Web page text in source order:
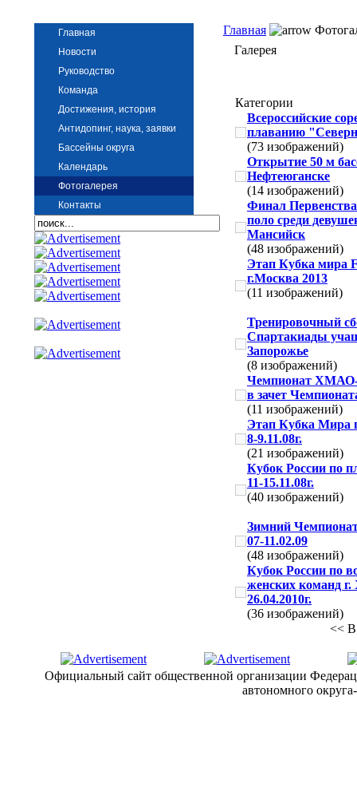
Главная
Новости
Руководство
Команда
Достижения, история
Антидопинг, наука, заявки
Бассейны округа
Календарь
Фотогалерея
Контакты
Главная
Галерея
Категории
Всероссийские
плаванию
(73 изображений)
Открытие 50 м
Нефтеюганске
(14 изображений)
Финал
поло среди
Мансийск
(48 изображений)
Этап Кубка мира
г.Москва 2013
(11 изображений)
Тренировочный
Спартакиады
Запорожье
(8 изображений)
Чемпионат
в зачет
(11 изображений)
Этап Кубка Мира
8-9.11.08г.
(21 изображений)
Кубок России по
11-15.11.08г.
(40 изображений)
Зимний
07-11.02.09
(48 изображений)
Кубок России по
женских команд
26.04.2010г.
(36 изображений)
<< В
Официальный сайт общественной организации
автономного